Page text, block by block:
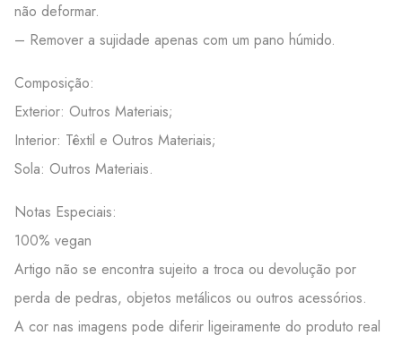
não deformar.
– Remover a sujidade apenas com um pano húmido.
Composição:
Exterior: Outros Materiais;
Interior: Têxtil e Outros Materiais;
Sola: Outros Materiais.
Notas Especiais:
100% vegan
Artigo não se encontra sujeito a troca ou devolução por
perda de pedras, objetos metálicos ou outros acessórios.
A cor nas imagens pode diferir ligeiramente do produto real